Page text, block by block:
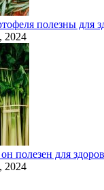
полезны для
2024
полезен для
2024